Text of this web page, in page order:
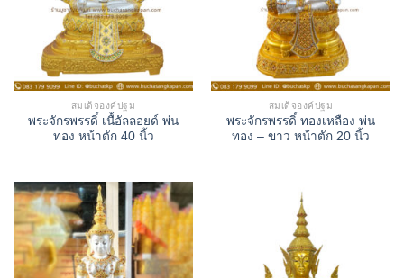
สมเด็จองค์ปฐม
พระจักรพรรดิ์ เนื้อัลลอยด์ พ่น
ทอง หน้าตัก 40 นิ้ว
สมเด็จองค์ปฐม
พระจักรพรรดิ์ ทองเหลือง พ่น
ทอง – ขาว หน้าตัก 20 นิ้ว